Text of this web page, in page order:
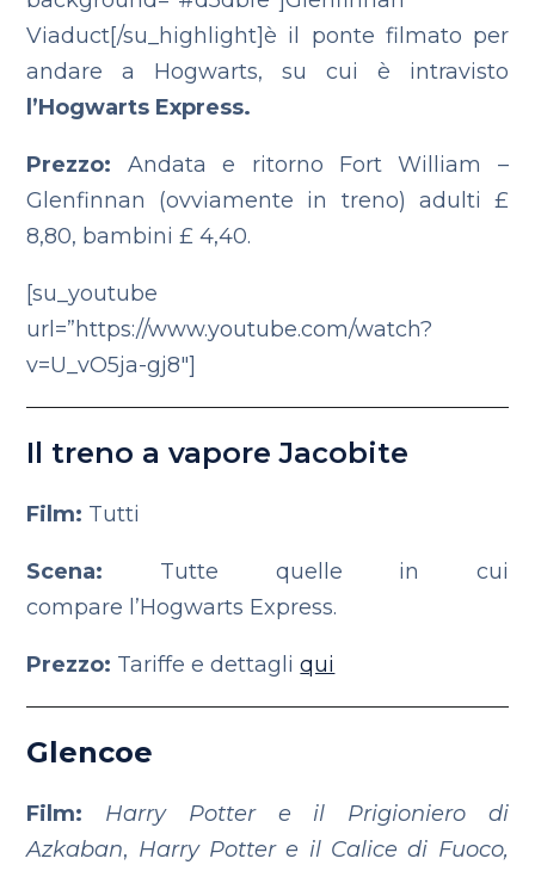
Viaduct[/su_highlight]è il ponte filmato per
andare a Hogwarts, su cui è intravisto
l’Hogwarts Express.
Prezzo: Andata e ritorno Fort William –
Glenfinnan (ovviamente in treno) adulti £
8,80, bambini £ 4,40.
[su_youtube
url=”https://www.youtube.com/watch?
v=U_vO5ja-gj8″]
Il treno a vapore Jacobite
Film: Tutti
Scena: Tutte quelle in cui
compare l’Hogwarts Express.
Prezzo: Tariffe e dettagliqui
Glencoe
Film:
Harry Potter e il Prigioniero di
Azkaban, Harry Potter e il Calice di Fuoco,